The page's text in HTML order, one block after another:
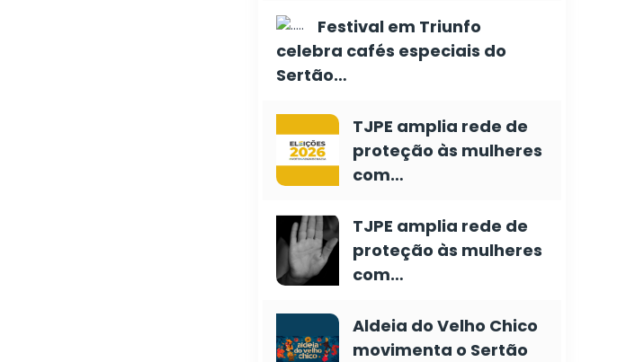
Festival em Triunfo
celebra cafés especiais do
Sertão…
TJPE amplia rede de
proteção às mulheres
com…
TJPE amplia rede de
proteção às mulheres
com…
Aldeia do Velho Chico
movimenta o Sertão